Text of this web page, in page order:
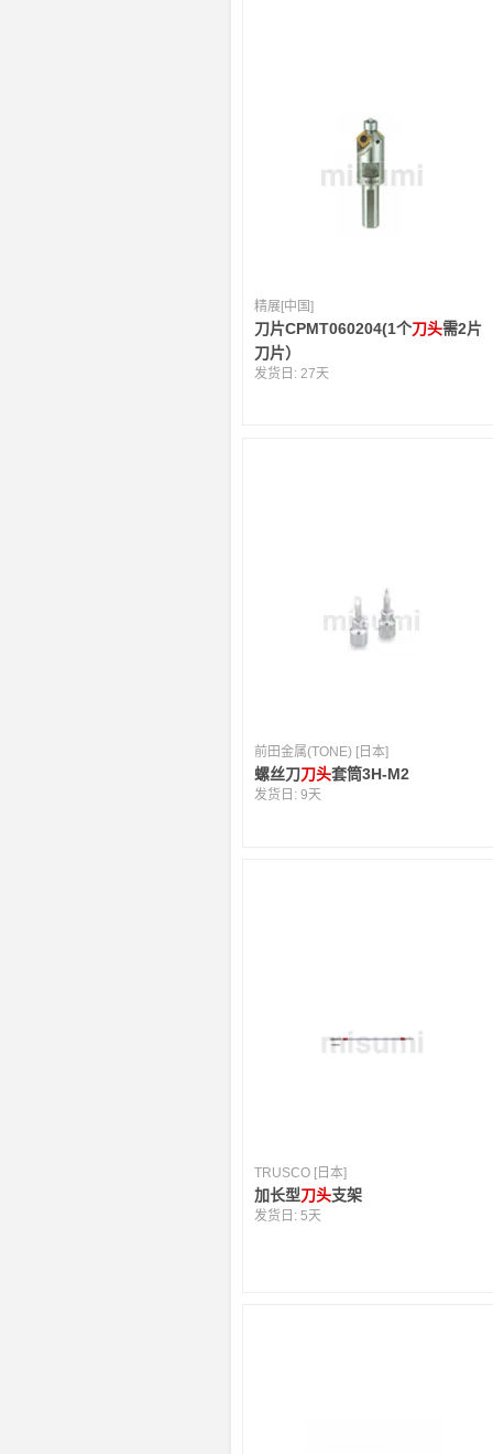
精展[中国]
刀片CPMT060204(1个刀头需2片
刀片）
发货日: 27天
前田金属(TONE) [日本]
螺丝刀刀头套筒3H-M2
发货日:9天
TRUSCO [日本]
加长型刀头支架
发货日:5天